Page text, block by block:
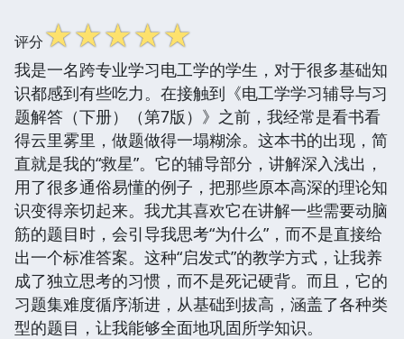
评分☆☆☆☆☆
我是一名跨专业学习电工学的学生，对于很多基础知
识都感到有些吃力。在接触到《电工学学习辅导与习
题解答（下册）（第7版）》之前，我经常是看书看
得云里雾里，做题做得一塌糊涂。这本书的出现，简
直就是我的“救星”。它的辅导部分，讲解深入浅出，
用了很多通俗易懂的例子，把那些原本高深的理论知
识变得亲切起来。我尤其喜欢它在讲解一些需要动脑
筋的题目时，会引导我思考“为什么”，而不是直接给
出一个标准答案。这种“启发式”的教学方式，让我养
成了独立思考的习惯，而不是死记硬背。而且，它的
习题集难度循序渐进，从基础到拔高，涵盖了各种类
型的题目，让我能够全面地巩固所学知识。